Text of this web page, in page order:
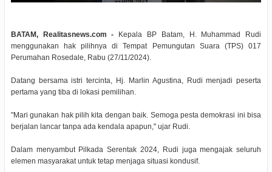
BATAM, Realitasnews.com - Kepala BP Batam, H. Muhammad Rudi
menggunakan hak pilihnya di Tempat Pemungutan Suara (TPS) 017
Perumahan Rosedale, Rabu (27/11/2024).
Datang bersama istri tercinta, Hj. Marlin Agustina, Rudi menjadi peserta
pertama yang tiba di lokasi pemilihan.
"Mari gunakan hak pilih kita dengan baik. Semoga pesta demokrasi ini bisa
berjalan lancar tanpa ada kendala apapun," ujar Rudi.
Dalam menyambut Pilkada Serentak 2024, Rudi juga mengajak seluruh
elemen masyarakat untuk tetap menjaga situasi kondusif.